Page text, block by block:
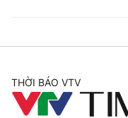
THỜI BÁO VTV